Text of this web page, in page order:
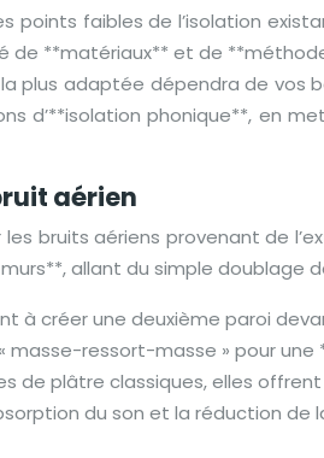
faibles de l’isolation
de **matériaux** et de
plus adaptée dépendra de
d’**isolation phonique**, en
aérien
bruits aériens provenant de
allant du simple doublage
créer une deuxième paroi
ressort-masse » pour
de plâtre classiques, elles
du son et la réduction